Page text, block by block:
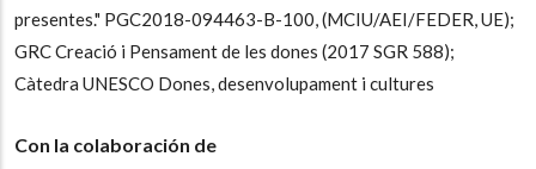
presentes." PGC2018-094463-B-100, (MCIU/AEI/FEDER, UE);
GRC Creació i Pensament de les dones (2017 SGR 588);
Càtedra UNESCO Dones, desenvolupament i cultures
Con la colaboración de